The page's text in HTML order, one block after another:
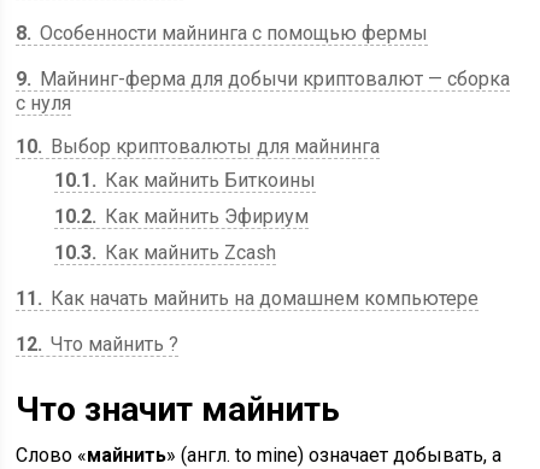
8 Особенности майнинга с помощью фермы
9
Майнинг-ферма для добычи криптовалют — сборка
с нуля
10
Выбор криптовалюты для майнинга
10.1
Как майнить Биткоины
10.2
Как майнить Эфириум
10.3
Как майнить Zcash
11
Как начать майнить на домашнем компьютере
12 Что майнить ?
Что значит майнить
Слово «майнить» (англ. to mine) означает добывать, а